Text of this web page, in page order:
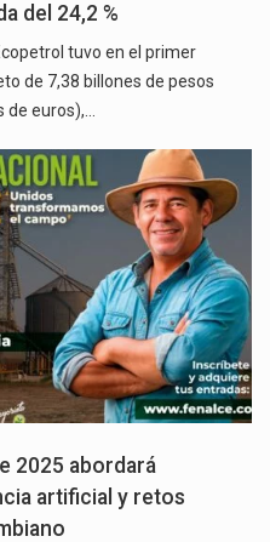
del 24,2 %
tuvo en el primer
de 7,38 billones de pesos
de euros),…
2025 abordará
artificial y retos